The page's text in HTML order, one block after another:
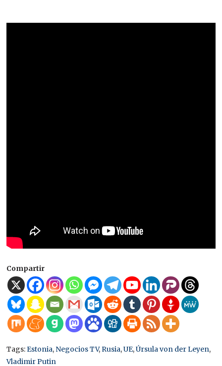
Compartir
Tags:Estonia, Negocios TV,Rusia,UE,Úrsula von der Leyen,
Vladimir Putin